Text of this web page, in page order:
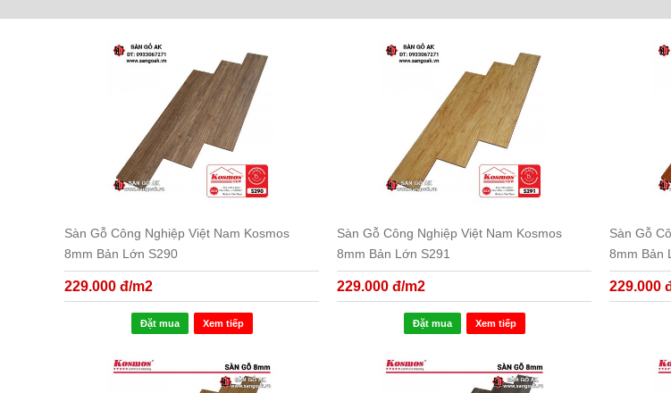
Sàn Gỗ Công Nghiệp Việt Nam Kosmos
8mm Bản Lớn S290
229.000 đ/m2
Đặt mua Xem tiếp
Sàn Gỗ Công Nghiệp Việt Nam Kosmos
8mm Bản Lớn S291
229.000 đ/m2
Đặt mua Xem tiếp
Sàn Gỗ
8mm Bản
229.000